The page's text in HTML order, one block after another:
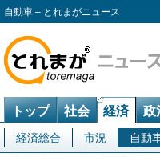
自動車 – とれまがニュース
トップ 社会 経済 政
経済総合 市況 自動